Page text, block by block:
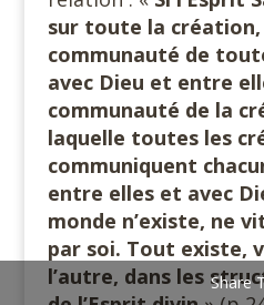
sur toute la
communauté de
avec Dieu et entre
communauté de la
laquelle toutes les
communiquent
entre elles et avec
monde n’existe, ne
par soi. Tout existe,
l’autre, dans lesShare